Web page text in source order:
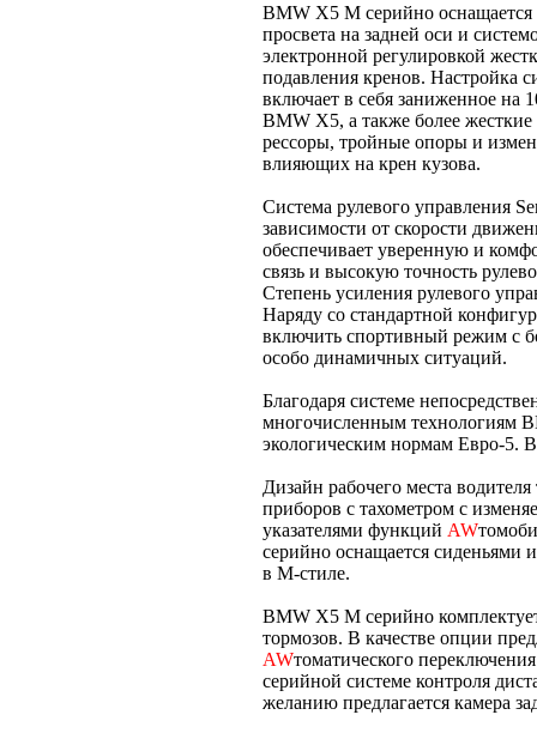
BMW X5 M серийно
просвета на задней оси и
электронной регулировкой
подавления кренов. Настройка
включает в себя заниженное на
BMW X5, а также более
рессоры, тройные опоры и
влияющих на крен кузова.
Система рулевого управления
зависимости от скорости
обеспечивает уверенную и
связь и высокую точность
Степень усиления рулевого
Наряду со стандартной
включить спортивный режим с
особо динамичных ситуаций.
Благодаря системе
многочисленным технологиям
экологическим нормам Евро-5.
Дизайн рабочего места
приборов с тахометром с
указателями функций AW
серийно оснащается
в М-стиле.
BMW X5 M серийно
тормозов. В качестве опции
AWтоматического
серийной системе контроля
желанию предлагается камера